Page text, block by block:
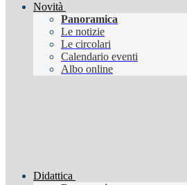
Novità
Panoramica
Le notizie
Le circolari
Calendario eventi
Albo online
Didattica